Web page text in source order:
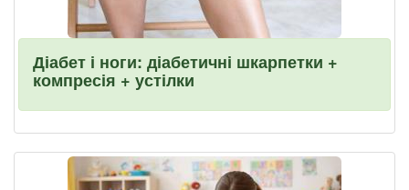
Діабет і ноги: діабетичні шкарпетки +
компресія + устілки